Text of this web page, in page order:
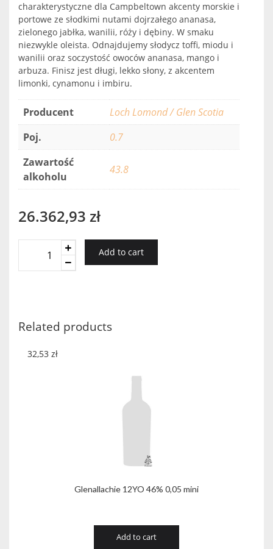
charakterystyczne dla Campbeltown akcenty morskie i
portowe ze słodkimi nutami dojrzałego ananasa,
zielonego jabłka, wanilii, róży i dębiny. W smaku
niezwykle oleista. Odnajdujemy słodycz toffi, miodu i
wanilii oraz soczystość owoców ananasa, mango i
arbuza. Finisz jest długi, lekko słony, z akcentem
limonki, cynamonu i imbiru.
Producent
Loch Lomond / Glen Scotia
Poj.
0.7
Zawartość
alkoholu
43.8
26.362,93 zł
Add to cart
Related products
Glenallachie 12YO 46% 0,05 mini
32,53 zł
Add to cart